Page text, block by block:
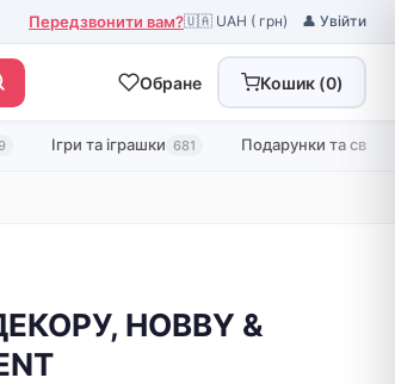
Передзвонити вам?🇺🇦 UAH ( грн) 👤 Увійти
Обране Кошик (0)
Ігри та іграшки 681 Подарунки та свята
HOBBY &